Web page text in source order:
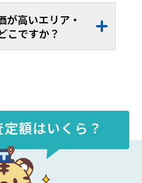
相場は、約13.1万円/坪
34.5万円/坪）、平米単
（約1.03万円～約
10.4万
が高いエリア・
こですか？
/㎡
定額はいくら？